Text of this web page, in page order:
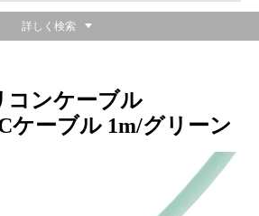
コンケーブル
ケーブル 1m/グリーン
詳しく検索